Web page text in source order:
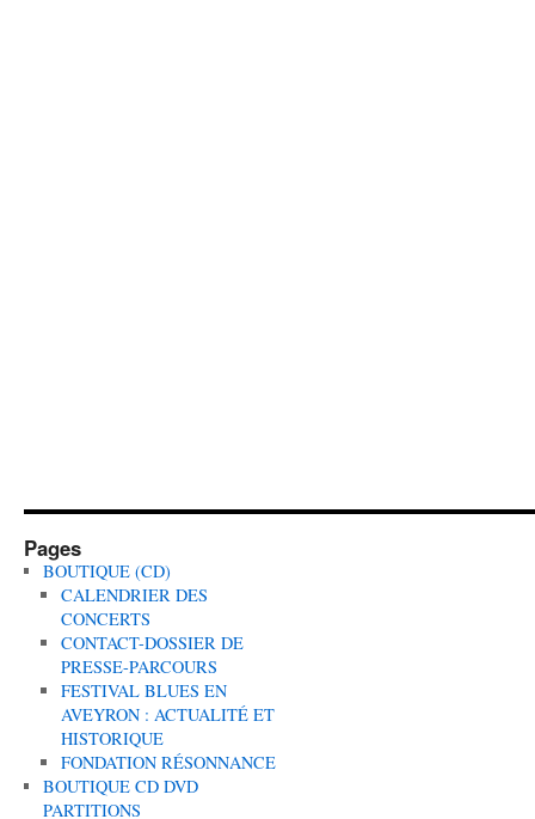
Pages
BOUTIQUE (CD)
CALENDRIER DES
CONCERTS
CONTACT-DOSSIER DE
PRESSE-PARCOURS
FESTIVAL BLUES EN
AVEYRON : ACTUALITÉ ET
HISTORIQUE
FONDATION RÉSONNANCE
BOUTIQUE CD DVD
PARTITIONS